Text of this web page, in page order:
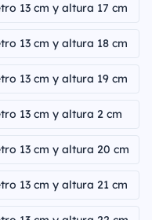
13 cm y altura 17 cm
13 cm y altura 18 cm
13 cm y altura 19 cm
13 cm y altura 2 cm
13 cm y altura 20 cm
13 cm y altura 21 cm